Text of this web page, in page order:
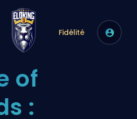
Fidélité
of
: